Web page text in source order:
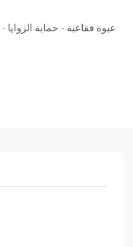
عبوة تصدير دولية سميكة مقاومة للتبخير - قطن EPE - عبوة فقاعية - حماية الزوايا